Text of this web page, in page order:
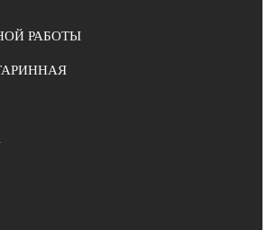
РАБОТЫ